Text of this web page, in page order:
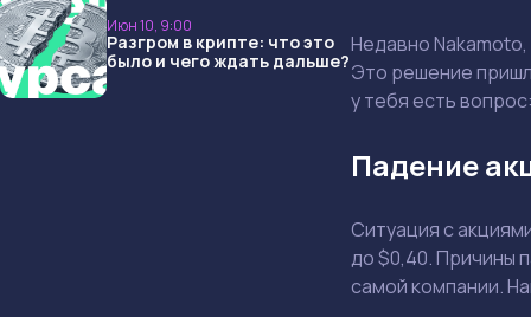
Июн 10, 9:00
Разгром в крипте: что это
было и чего ждать дальше?
Недавно
Это решение
у тебя есть
Падение
Ситуация с
до $0,40. Причины
самой компании.